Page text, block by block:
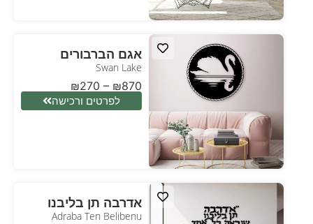
אגם הברבורים
Swan Lake
₪270 – ₪870
לפרטים ורכישה
אדרבה תן בליבנו
Adraba Ten Belibenu